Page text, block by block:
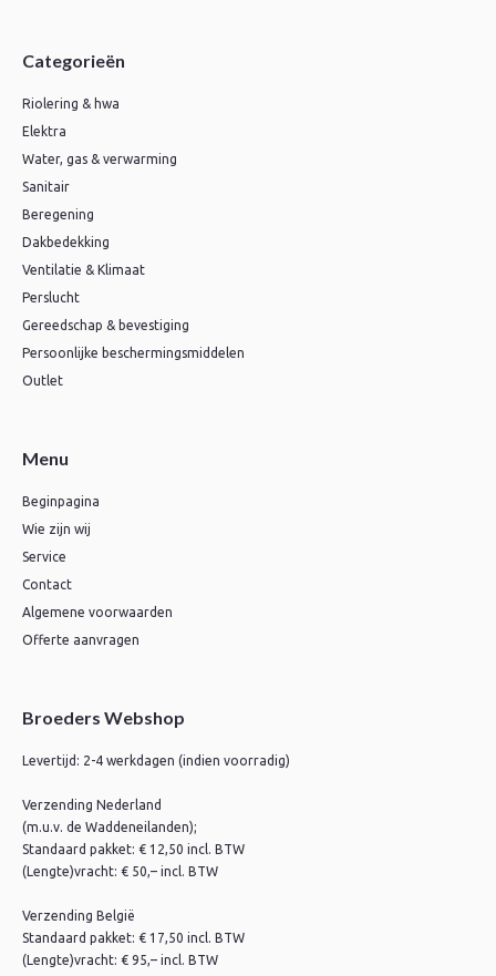
Categorieën
Riolering & hwa
Elektra
Water, gas & verwarming
Sanitair
Beregening
Dakbedekking
Ventilatie & Klimaat
Perslucht
Gereedschap & bevestiging
Persoonlijke beschermingsmiddelen
Outlet
Menu
Beginpagina
Wie zijn wij
Service
Contact
Algemene voorwaarden
Offerte aanvragen
Broeders Webshop
Levertijd: 2-4 werkdagen (indien voorradig)
Verzending Nederland
(m.u.v. de Waddeneilanden);
Standaard pakket: € 12,50 incl. BTW
(Lengte)vracht: € 50,– incl. BTW
Verzending België
Standaard pakket: € 17,50 incl. BTW
(Lengte)vracht: € 95,– incl. BTW